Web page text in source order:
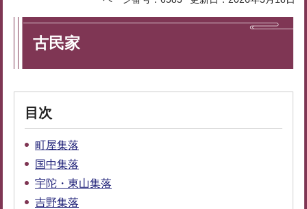
古民家
目次
町屋集落
国中集落
宇陀・東山集落
吉野集落